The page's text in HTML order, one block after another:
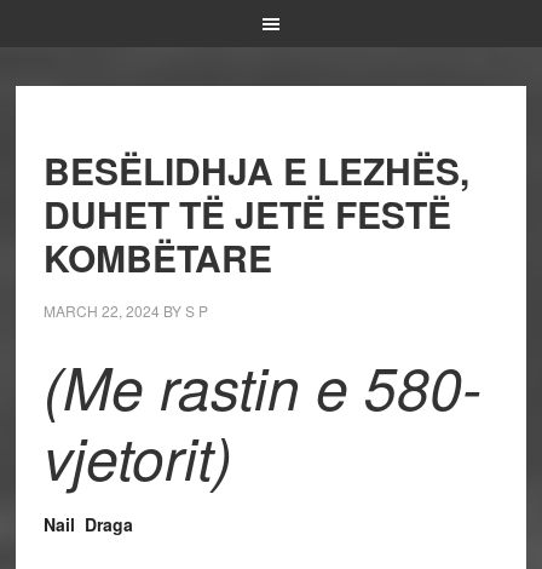
BESËLIDHJA E LEZHËS,
DUHET TË JETË FESTË
KOMBËTARE
MARCH 22, 2024 BYS P
(Me rastin e 580-
vjetorit)
Nail Draga